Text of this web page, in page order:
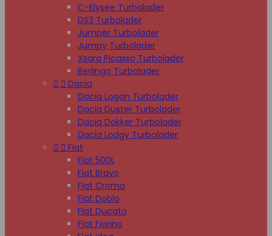
C-Elysee Turbolader
DS3 Turbolader
Jumper Turbolader
Jumpy Turbolader
Xsara Picasso Turbolader
Berlingo Turbolader
  Dacia
Dacia Logan Turbolader
Dacia Duster Turbolader
Dacia Dokker Turbolader
Dacia Lodgy Turbolader
  Fiat
Fiat 500L
Fiat Bravo
Fiat Croma
Fiat Doblo
Fiat Ducato
Fiat Fiorino